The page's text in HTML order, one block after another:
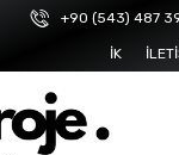
+90 (543) 487
İK